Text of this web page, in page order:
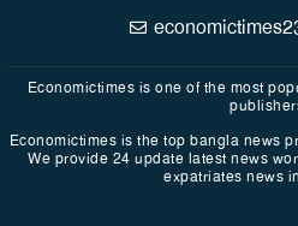
Economictimes is one of the most
Economictimes is the top bangla news
We provide 24 update latest news
expatriates news